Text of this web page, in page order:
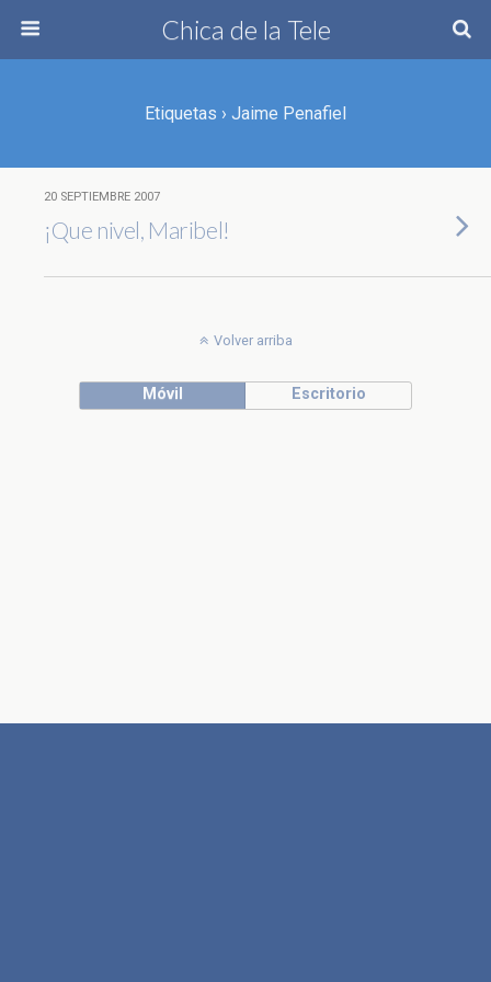
Chica de la Tele
Etiquetas › Jaime Penafiel
20 SEPTIEMBRE 2007
¡Que nivel, Maribel!
Volver arriba
Móvil Escritorio